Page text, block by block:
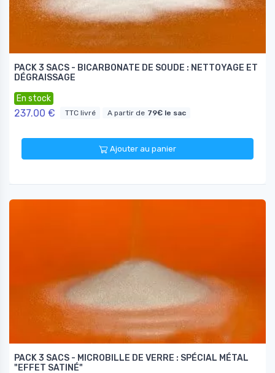
PACK 3 SACS - BICARBONATE DE SOUDE : NETTOYAGE ET
DÉGRAISSAGE
En stock
237.00 € TTC livré A partir de 79€ le sac
Ajouter au panier
PACK 3 SACS - MICROBILLE DE VERRE : SPÉCIAL MÉTAL
"EFFET SATINÉ"